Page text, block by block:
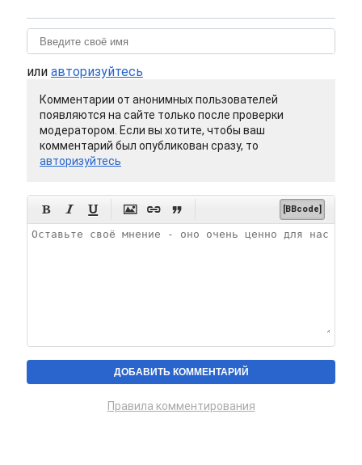
или авторизуйтесь
Комментарии от анонимных пользователей
появляются на сайте только после проверки
модератором. Если вы хотите, чтобы ваш
комментарий был опубликован сразу, то
авторизуйтесь
      [BBcode]
Правила комментирования